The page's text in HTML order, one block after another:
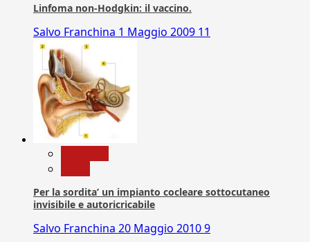
Linfoma non-Hodgkin: il vaccino.
Salvo Franchina 1 Maggio 2009 11
Per la sordita’ un impianto cocleare sottocutaneo
invisibile e autoricricabile
Salvo Franchina 20 Maggio 20109